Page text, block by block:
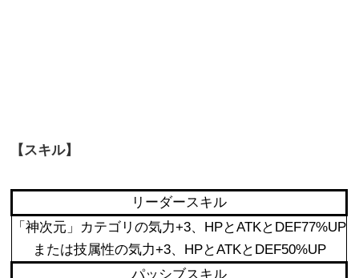
【スキル】
リーダースキル
「神次元」カテゴリの気力+3、HPとATKとDEF77%UP
または技属性の気力+3、HPとATKとDEF50%UP
パッシブスキル